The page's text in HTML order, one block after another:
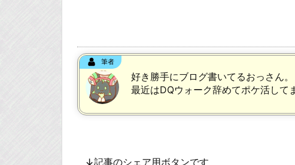
筆者
好き勝手にブログ書いてるおっさん。
最近はDQウォーク辞めてポケ活して
↓記事のシェア用ボタンです